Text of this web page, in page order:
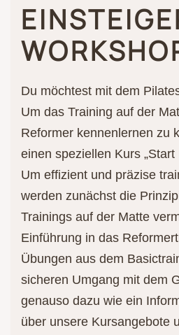
Du möchtest mit dem
Um das Training auf der
Reformer kennenlernen zu
einen speziellen Kurs „Start
Um effizient und präzise
werden zunächst die
Trainings auf der Matte
Einführung in das
Übungen aus dem
sicheren Umgang mit dem
genauso dazu wie ein
über unsere Kursangebote